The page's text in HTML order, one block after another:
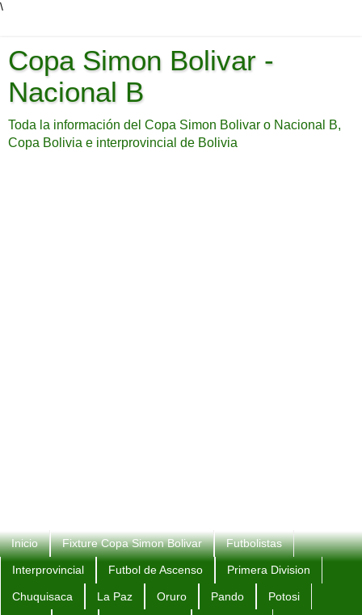
\
Copa Simon Bolivar -
Nacional B
Toda la información del Copa Simon Bolivar o Nacional B,
Copa Bolivia e interprovincial de Bolivia
Inicio Fixture Copa Simon Bolivar Futbolistas
Interprovincial Futbol de Ascenso Primera Division
Chuquisaca La Paz Oruro Pando Potosi